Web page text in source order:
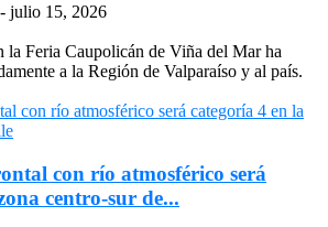
- julio 15, 2026
la Feria Caupolicán de Viña del Mar ha
a la Región de Valparaíso y al país.
con río atmosférico será
centro-sur de...